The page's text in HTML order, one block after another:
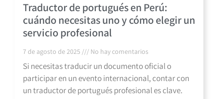
Traductor de portugués en Perú:
cuándo necesitas uno y cómo elegir un
servicio profesional
7 de agosto de 2025 No hay comentarios
Si necesitas traducir un documento oficial o
participar en un evento internacional, contar con
un traductor de portugués profesional es clave.